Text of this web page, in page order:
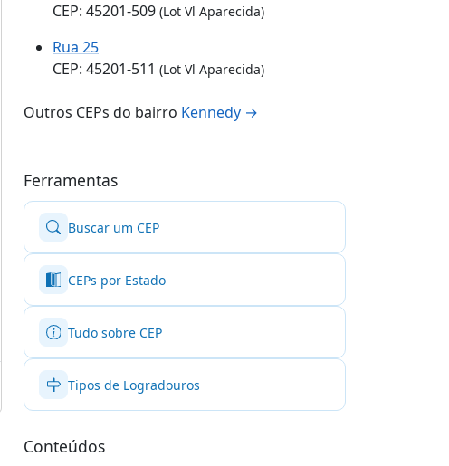
CEP: 45201-509 (Lot Vl Aparecida)
Rua 25
CEP: 45201-511 (Lot Vl Aparecida)
Outros CEPs do bairro Kennedy →
Ferramentas
Buscar um CEP
CEPs por Estado
Tudo sobre CEP
Tipos de Logradouros
Conteúdos